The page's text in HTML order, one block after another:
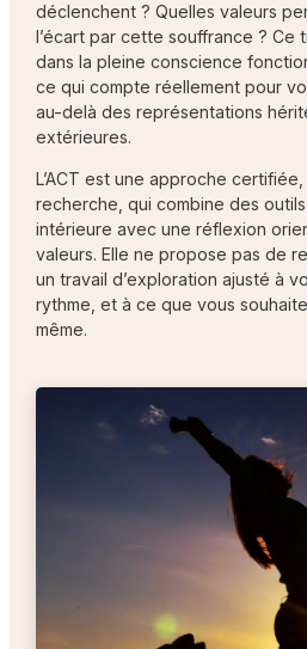
déclenchent ? Quelles valeurs
l’écart par cette souffrance ? Ce
dans la pleine conscience
ce qui compte réellement pour
au-delà des représentations
extérieures.
L’ACT est une approche
recherche, qui combine des
intérieure avec une réflexion
valeurs. Elle ne propose pas de
un travail d’exploration ajusté à
rythme, et à ce que vous
même.